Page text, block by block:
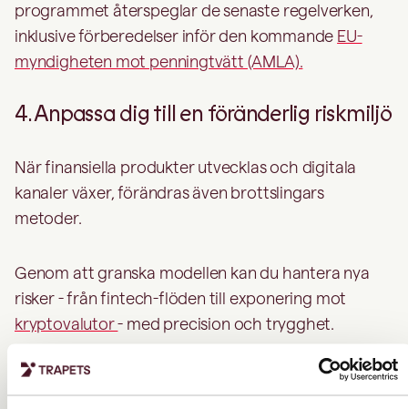
programmet återspeglar de senaste regelverken,
inklusive förberedelser inför den kommande EU-
myndigheten mot penningtvätt (AMLA).
4. Anpassa dig till en föränderlig riskmiljö
När finansiella produkter utvecklas och digitala
kanaler växer, förändras även brottslingars
metoder.
Genom att granska modellen kan du hantera nya
risker - från fintech-flöden till exponering mot
kryptovalutor- med precision och trygghet.
5. Förbättra kundupplevelsen